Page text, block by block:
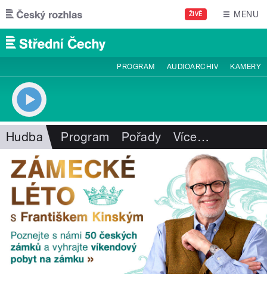
Přejít k hlavnímu obsahu
ŽIVĚ MENU
PROGRAM AUDIOARCHIV KAMERY
Hudba Program Pořady Více…